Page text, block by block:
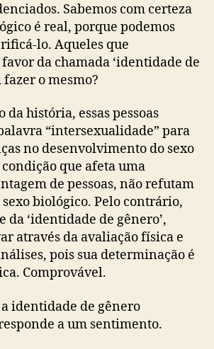
Sabemos com certeza
é real, porque podemos
lo. Aqueles que
da chamada ‘identidade de
fazer o mesmo?
da história, essas pessoas
“intersexualidade” para
no desenvolvimento do sexo
que afeta uma
de pessoas, não refutam
biológico. Pelo contrário,
‘identidade de gênero’,
através da avaliação física e
pois sua determinação é
Comprovável.
identidade de gênero
a um sentimento.